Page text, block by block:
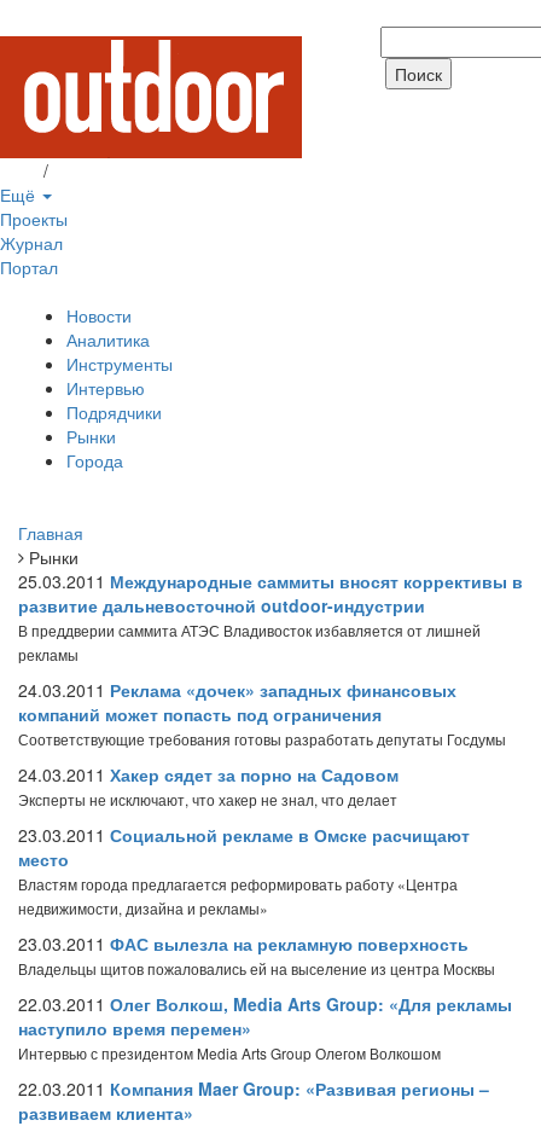
/
Ещё
Проекты
Журнал
Портал
Новости
Аналитика
Инструменты
Интервью
Подрядчики
Рынки
Города
Главная
Рынки
25.03.2011 Международные саммиты вносят коррективы в
развитие дальневосточной outdoor-индустрии
В преддверии саммита АТЭС Владивосток избавляется от лишней
рекламы
24.03.2011 Реклама «дочек» западных финансовых
компаний может попасть под ограничения
Соответствующие требования готовы разработать депутаты Госдумы
24.03.2011 Хакер сядет за порно на Садовом
Эксперты не исключают, что хакер не знал, что делает
23.03.2011 Социальной рекламе в Омске расчищают
место
Властям города предлагается реформировать работу «Центра
недвижимости, дизайна и рекламы»
23.03.2011 ФАС вылезла на рекламную поверхность
Владельцы щитов пожаловались ей на выселение из центра Москвы
22.03.2011 Олег Волкош, Media Arts Group: «Для рекламы
наступило время перемен»
Интервью с президентом Media Arts Group Олегом Волкошом
22.03.2011 Компания Maer Group: «Развивая регионы –
развиваем клиента»